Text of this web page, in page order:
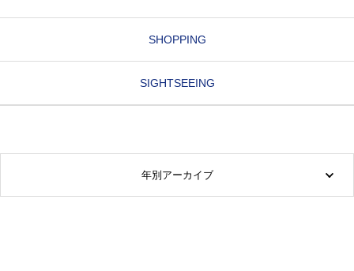
SHOPPING
SIGHTSEEING
年別アーカイブ